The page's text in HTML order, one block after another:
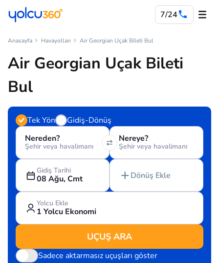
7/24
Anasayfa Havayolları Air Georgian Uçak Bileti Bul
Air Georgian Uçak Bileti
Bul
Tek Yön
Gidiş-Dönüş
Nereden?
Şehir veya havalimanı
Nereye?
Şehir veya havalimanı
Gidiş Tarihi
08 Ağu, Cmt Dönüş Ekle
Yolcu Ekle
1 Yolcu Ekonomi
UÇUŞ ARA
Sadece aktarmasız uçuşları göster